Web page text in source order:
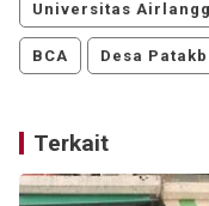
Universitas
BCA Desa
Terkait